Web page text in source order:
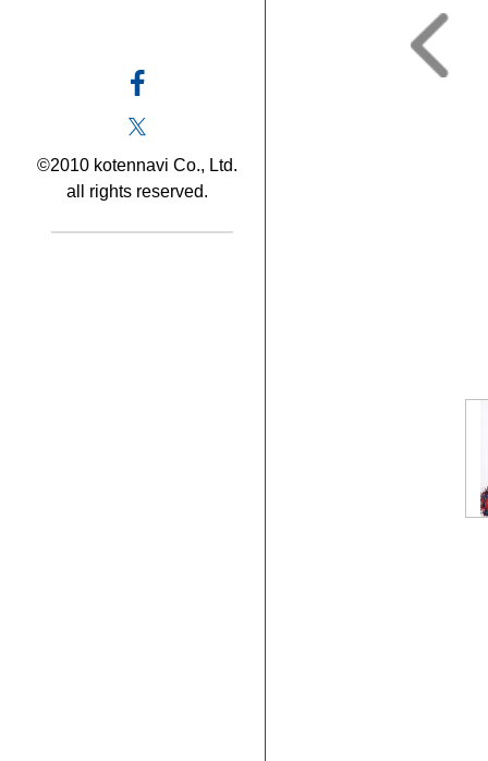
©2010 kotennavi Co., Ltd.
all rights reserved.